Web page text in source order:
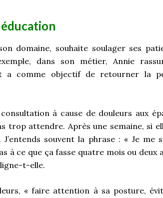
domaine, souhaite soulager ses
dans son métier, Annie
a comme objectif de retourner la
à cause de douleurs aux
trop attendre. Après une semaine, si
souvent la phrase : « Je
à ce que ça fasse quatre mois ou
t-elle.
« faire attention à sa posture,